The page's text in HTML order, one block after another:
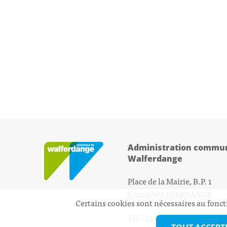
Administration
Walferdange
Place de la Mairie, B.P. 1
Tél.: 33 01 44 - 1
Certains cookies sont nécessaires au